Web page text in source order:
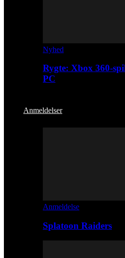
Nyhed
Rygte: Xbox 360-
PC
Anmeldelser
Anmeldelse
Splatoon Raiders